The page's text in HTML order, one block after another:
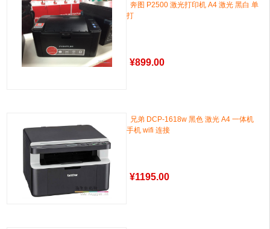
奔图 P2500 激光打印机 A4 激光 黑白 单
打
¥899.00
兄弟 DCP-1618w 黑色 激光 A4 一体机
手机 wifi 连接
¥1195.00